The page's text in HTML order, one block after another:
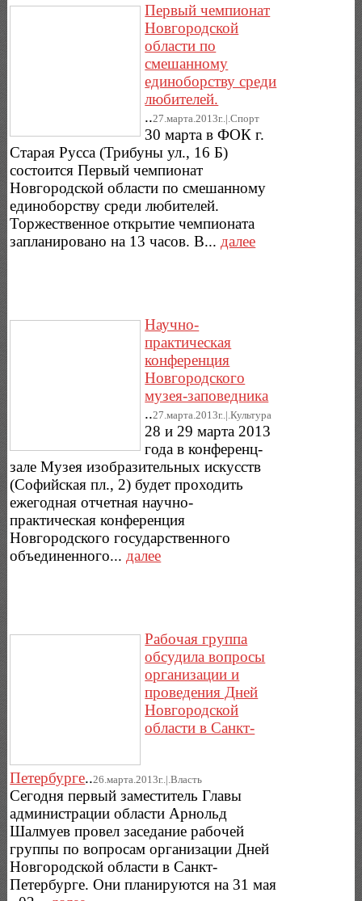
Первый чемпионат
Новгородской
области по
смешанному
единоборству среди
любителей.
..27.марта.2013г..|.Спорт
30 марта в ФОК г.
Старая Русса (Трибуны ул., 16 Б)
состоится Первый чемпионат
Новгородской области по смешанному
единоборству среди любителей.
Торжественное открытие чемпионата
запланировано на 13 часов. В... далее
Научно-
практическая
конференция
Новгородского
музея-заповедника
..27.марта.2013г..|.Культура
28 и 29 марта 2013
года в конференц-
зале Музея изобразительных искусств
(Софийская пл., 2) будет проходить
ежегодная отчетная научно-
практическая конференция
Новгородского государственного
объединенного... далее
Рабочая группа
обсудила вопросы
организации и
проведения Дней
Новгородской
области в Санкт-
Петербурге..26.марта.2013г..|.Власть
Сегодня первый заместитель Главы
администрации области Арнольд
Шалмуев провел заседание рабочей
группы по вопросам организации Дней
Новгородской области в Санкт-
Петербурге. Они планируются на 31 мая